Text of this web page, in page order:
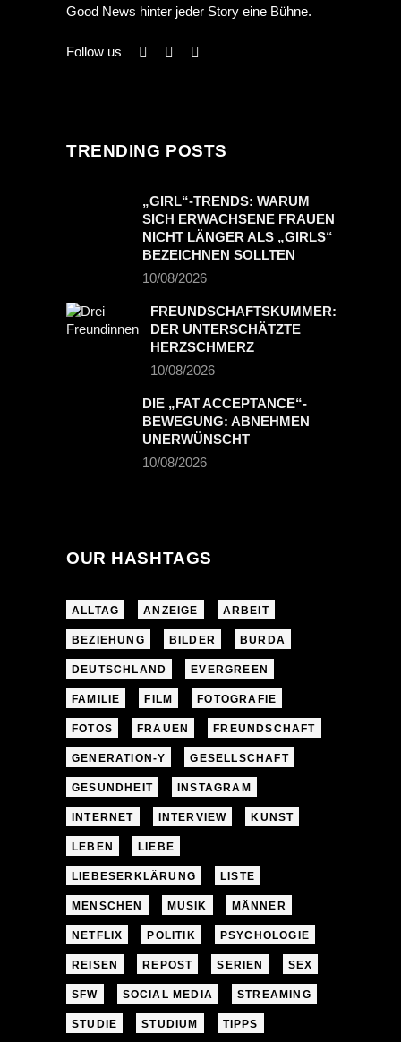
Good News hinter jeder Story eine Bühne.
Follow us
TRENDING POSTS
„GIRL“-TRENDS: WARUM
SICH ERWACHSENE FRAUEN
NICHT LÄNGER ALS „GIRLS“
BEZEICHNEN SOLLTEN
10/08/2026
FREUNDSCHAFTSKUMMER:
DER UNTERSCHÄTZTE
HERZSCHMERZ
10/08/2026
DIE „FAT ACCEPTANCE“-
BEWEGUNG: ABNEHMEN
UNERWÜNSCHT
10/08/2026
OUR HASHTAGS
ALLTAG ANZEIGE ARBEIT
BEZIEHUNG BILDER BURDA
DEUTSCHLAND EVERGREEN
FAMILIE FILM FOTOGRAFIE
FOTOS FRAUEN FREUNDSCHAFT
GENERATION-Y GESELLSCHAFT
GESUNDHEIT INSTAGRAM
INTERNET INTERVIEW KUNST
LEBEN LIEBE
LIEBESERKLÄRUNG LISTE
MENSCHEN MUSIK MÄNNER
NETFLIX POLITIK PSYCHOLOGIE
REISEN REPOST SERIEN SEX
SFW SOCIAL MEDIA STREAMING
STUDIE STUDIUM TIPPS